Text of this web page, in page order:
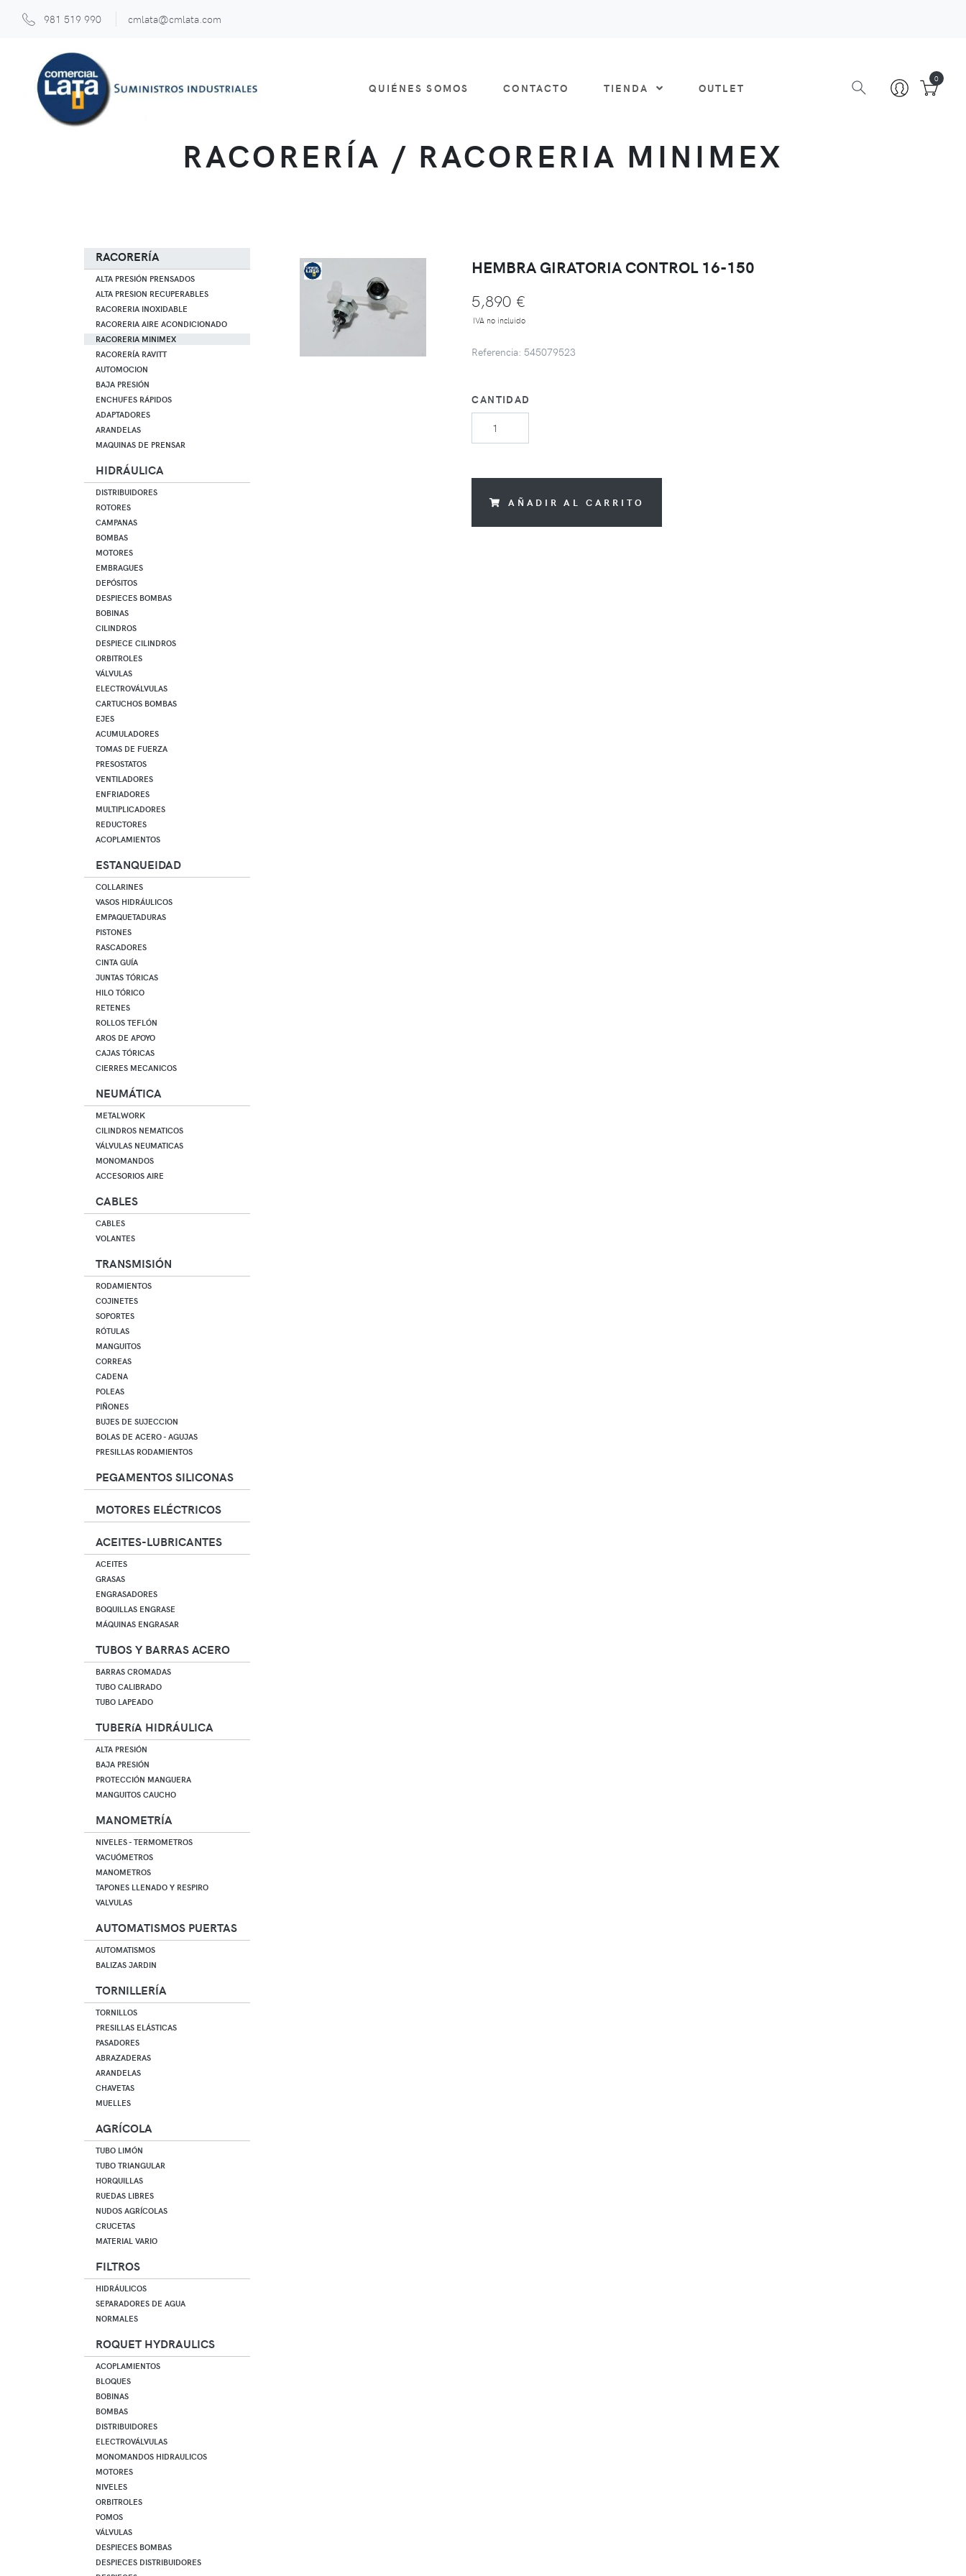
981 519 990 cmlata@cmlata.com
QUIÉNES SOMOS CONTACTO TIENDA OUTLET
0
RACORERÍA / RACORERIA MINIMEX
HEMBRA GIRATORIA CONTROL 16-150
5,890 €
IVA no incluido
Referencia: 545079523
CANTIDAD
AÑADIR AL CARRITO
RACORERÍA
ALTA PRESIÓN PRENSADOS
ALTA PRESION RECUPERABLES
RACORERIA INOXIDABLE
RACORERIA AIRE ACONDICIONADO
RACORERIA MINIMEX
RACORERÍA RAVITT
AUTOMOCION
BAJA PRESIÓN
ENCHUFES RÁPIDOS
ADAPTADORES
ARANDELAS
MAQUINAS DE PRENSAR
HIDRÁULICA
DISTRIBUIDORES
ROTORES
CAMPANAS
BOMBAS
MOTORES
EMBRAGUES
DEPÓSITOS
DESPIECES BOMBAS
BOBINAS
CILINDROS
DESPIECE CILINDROS
ORBITROLES
VÁLVULAS
ELECTROVÁLVULAS
CARTUCHOS BOMBAS
EJES
ACUMULADORES
TOMAS DE FUERZA
PRESOSTATOS
VENTILADORES
ENFRIADORES
MULTIPLICADORES
REDUCTORES
ACOPLAMIENTOS
ESTANQUEIDAD
COLLARINES
VASOS HIDRÁULICOS
EMPAQUETADURAS
PISTONES
RASCADORES
CINTA GUÍA
JUNTAS TÓRICAS
HILO TÓRICO
RETENES
ROLLOS TEFLÓN
AROS DE APOYO
CAJAS TÓRICAS
CIERRES MECANICOS
NEUMÁTICA
METALWORK
CILINDROS NEMATICOS
VÁLVULAS NEUMATICAS
MONOMANDOS
ACCESORIOS AIRE
CABLES
CABLES
VOLANTES
TRANSMISIÓN
RODAMIENTOS
COJINETES
SOPORTES
RÓTULAS
MANGUITOS
CORREAS
CADENA
POLEAS
PIÑONES
BUJES DE SUJECCION
BOLAS DE ACERO - AGUJAS
PRESILLAS RODAMIENTOS
PEGAMENTOS SILICONAS
MOTORES ELÉCTRICOS
ACEITES-LUBRICANTES
ACEITES
GRASAS
ENGRASADORES
BOQUILLAS ENGRASE
MÁQUINAS ENGRASAR
TUBOS Y BARRAS ACERO
BARRAS CROMADAS
TUBO CALIBRADO
TUBO LAPEADO
TUBERíA HIDRÁULICA
ALTA PRESIÓN
BAJA PRESIÓN
PROTECCIÓN MANGUERA
MANGUITOS CAUCHO
MANOMETRÍA
NIVELES - TERMOMETROS
VACUÓMETROS
MANOMETROS
TAPONES LLENADO Y RESPIRO
VALVULAS
AUTOMATISMOS PUERTAS
AUTOMATISMOS
BALIZAS JARDIN
TORNILLERÍA
TORNILLOS
PRESILLAS ELÁSTICAS
PASADORES
ABRAZADERAS
ARANDELAS
CHAVETAS
MUELLES
AGRÍCOLA
TUBO LIMÓN
TUBO TRIANGULAR
HORQUILLAS
RUEDAS LIBRES
NUDOS AGRÍCOLAS
CRUCETAS
MATERIAL VARIO
FILTROS
HIDRÁULICOS
SEPARADORES DE AGUA
NORMALES
ROQUET HYDRAULICS
ACOPLAMIENTOS
BLOQUES
BOBINAS
BOMBAS
DISTRIBUIDORES
ELECTROVÁLVULAS
MONOMANDOS HIDRAULICOS
MOTORES
NIVELES
ORBITROLES
POMOS
VÁLVULAS
DESPIECES BOMBAS
DESPIECES DISTRIBUIDORES